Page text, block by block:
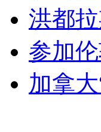
女孩北京地铁殴
无痛分娩是否安
洪都
参加
加拿